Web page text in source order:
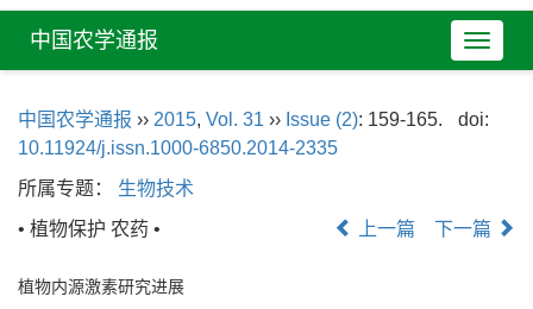
导
航
换
中国农学通报
中国农学通报 ›› 2015, Vol. 31 ›› Issue (2): 159-165.
doi:
10.11924/j.issn.1000-6850.2014-2335
所属专题： 生物技术
• 植物保护 农药 •
上一篇 下一篇
植物内源激素研究进展